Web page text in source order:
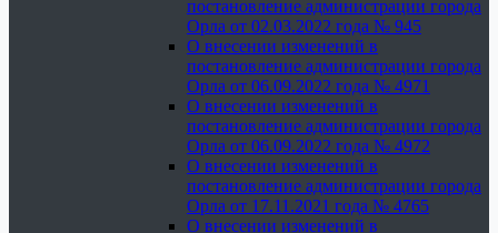
постановление администрации города
Орла от 02.03.2022 года № 945
О внесении изменений в
постановление администрации города
Орла от 06.09.2022 года № 4971
О внесении изменений в
постановление администрации города
Орла от 06.09.2022 года № 4972
О внесении изменений в
постановление администрации города
Орла от 17.11.2021 года № 4765
О внесении изменений в